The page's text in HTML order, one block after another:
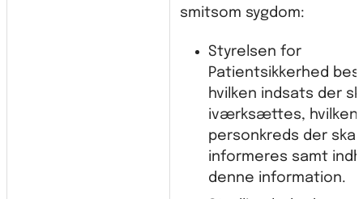
smitsom sygdom:
Styrelsen for
Patientsikkerhed
hvilken indsats der
iværksættes, hvilken
personkreds der skal
informeres samt
denne information.